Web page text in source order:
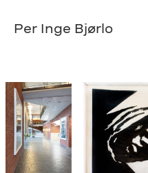
Per Inge Bjørlo